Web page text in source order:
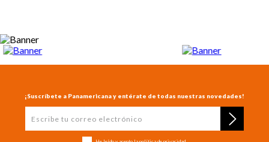
¡Suscríbete a Panamericana y entérate de todas nuestras novedades!